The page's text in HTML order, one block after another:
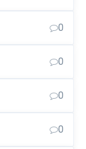
0
0
0
0